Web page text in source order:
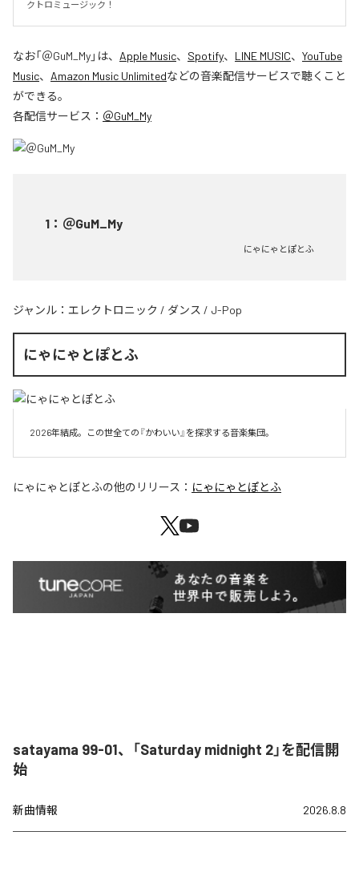
クトロミュージック！
なお「＠GuM_My」は、 Apple Music、 Spotify、 LINE MUSIC、 YouTube
Music、 Amazon Music Unlimitedなどの音楽配信サービスで聴くこと
ができる。
各配信サービス： ＠GuM_My
1 ： ＠GuM_My
にゃにゃとぽとふ
ジャンル： エレクトロニック / ダンス / J-Pop
にゃにゃとぽとふ
2026年結成。この世全ての『かわいい』を探求する音楽集団。
にゃにゃとぽとふの他のリリース： にゃにゃとぽとふ
satayama 99-01、「Saturday midnight 2」を配信開
始
新曲情報 2026.8.8